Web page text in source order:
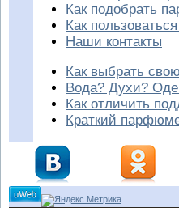
Как подобрать
Как
Наши контакты
Как выбрать
Вода? Духи?
Как отличить
Краткий